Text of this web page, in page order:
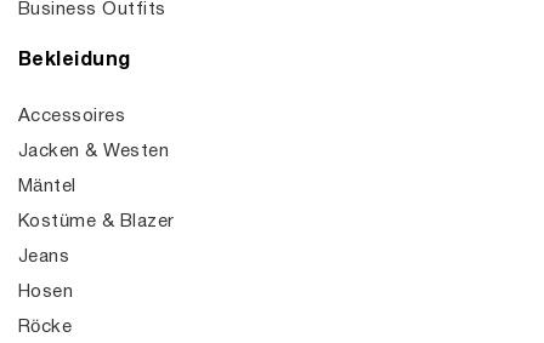
Business Outfits
Bekleidung
Accessoires
Jacken & Westen
Mäntel
Kostüme & Blazer
Jeans
Hosen
Röcke